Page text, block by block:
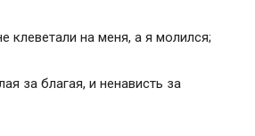
клеветали на меня, а я молился;
за благая, и ненависть за